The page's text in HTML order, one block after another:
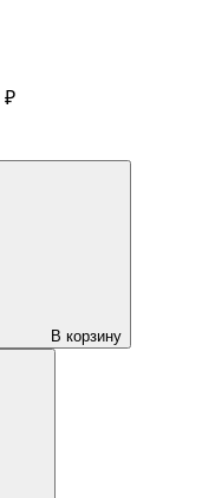
₽
В корзину